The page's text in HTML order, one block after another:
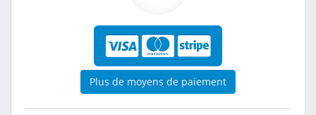
Plus de moyens de paiement